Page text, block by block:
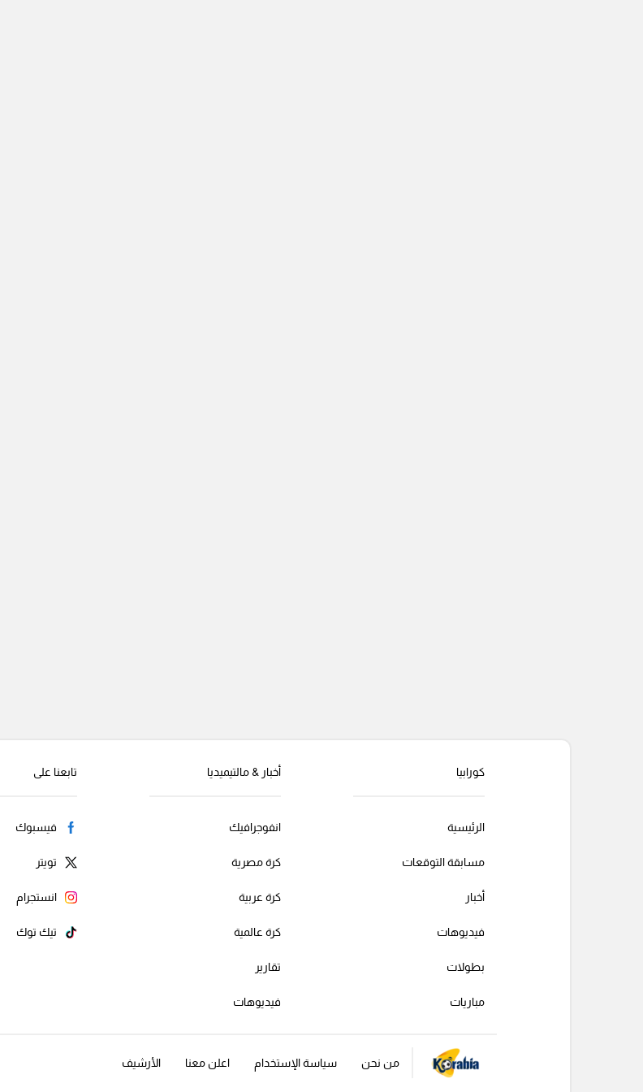
كورابيا
الرئيسية
مسابقة التوقعات
أخبار
فيديوهات
بطولات
مباريات
أخبار & مالتيميديا
انفوجرافيك
كرة مصرية
كرة عربية
كرة عالمية
تقارير
فيديوهات
تابعنا على
فيسبوك
تويتر
انستجرام
تيك توك
من نحن سياسة الإستخدام اعلن معنا الأرشيف